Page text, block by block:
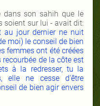
dans son sahih que le
soient sur lui - avait dit:
au jour dernier ne nuit
moi) le conseil de bien
femmes ont été créées
de la côte est
à la redresser, tu la
elle ne cesse d'être
de bien agir envers